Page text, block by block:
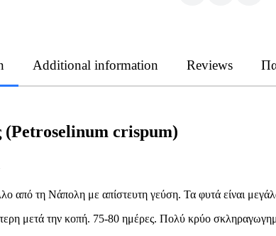
Additional information Reviews
(Petroselinum crispum)
από τη Νάπολη με απίστευτη γεύση. Τα φυτά είναι
μετά την κοπή. 75-80 ημέρες. Πολύ κρύο